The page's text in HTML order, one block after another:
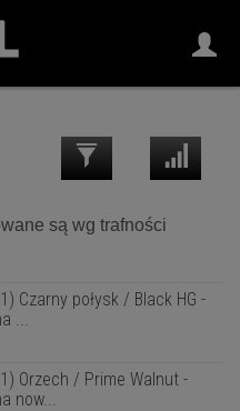
są wg trafności
Czarny połysk / Black HG -
...
Orzech / Prime Walnut -
now...